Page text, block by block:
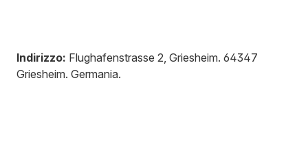
Indirizzo: Flughafenstrasse 2, Griesheim. 64347
Griesheim. Germania.